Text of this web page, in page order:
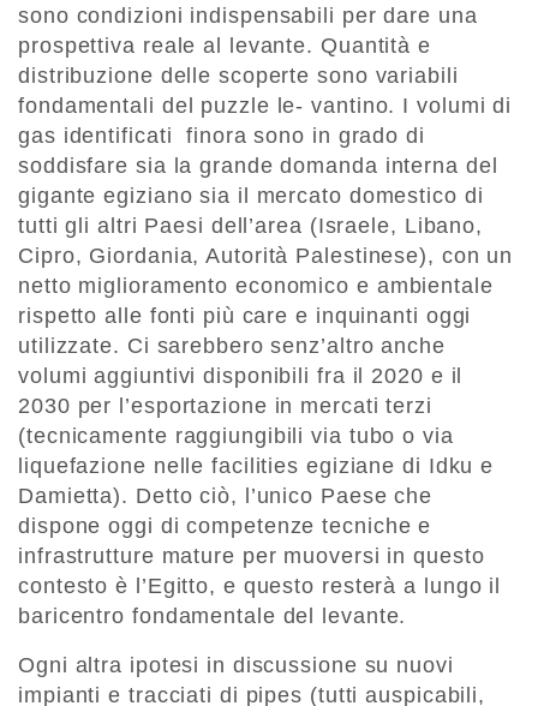
sono condizioni indispensabili per dare una
prospettiva reale al levante. Quantità e
distribuzione delle scoperte sono variabili
fondamentali del puzzle le- vantino. I volumi di
gas identificati finora sono in grado di
soddisfare sia la grande domanda interna del
gigante egiziano sia il mercato domestico di
tutti gli altri Paesi dell’area (Israele, Libano,
Cipro, Giordania, Autorità Palestinese), con un
netto miglioramento economico e ambientale
rispetto alle fonti più care e inquinanti oggi
utilizzate. Ci sarebbero senz’altro anche
volumi aggiuntivi disponibili fra il 2020 e il
2030 per l’esportazione in mercati terzi
(tecnicamente raggiungibili via tubo o via
liquefazione nelle facilities egiziane di Idku e
Damietta). Detto ciò, l’unico Paese che
dispone oggi di competenze tecniche e
infrastrutture mature per muoversi in questo
contesto è l’Egitto, e questo resterà a lungo il
baricentro fondamentale del levante.
Ogni altra ipotesi in discussione su nuovi
impianti e tracciati di pipes (tutti auspicabili,